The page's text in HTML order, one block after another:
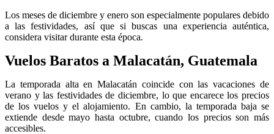
Los meses de diciembre y enero son especialmente populares debido
a las festividades, así que si buscas una experiencia auténtica,
considera visitar durante esta época.
Vuelos Baratos a Malacatán, Guatemala
La temporada alta en Malacatán coincide con las vacaciones de
verano y las festividades de diciembre, lo que encarece los precios
de los vuelos y el alojamiento. En cambio, la temporada baja se
extiende desde mayo hasta octubre, cuando los precios son más
accesibles.